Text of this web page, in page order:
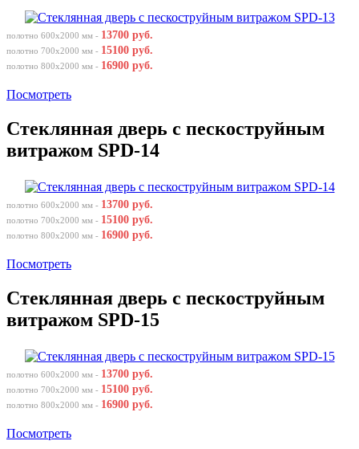
полотно 600х2000 мм - 13700 руб.
полотно 700х2000 мм - 15100 руб.
полотно 800х2000 мм - 16900 руб.
Посмотреть
Стеклянная дверь с пескоструйным
витражом SPD-14
полотно 600х2000 мм - 13700 руб.
полотно 700х2000 мм - 15100 руб.
полотно 800х2000 мм - 16900 руб.
Посмотреть
Стеклянная дверь с пескоструйным
витражом SPD-15
полотно 600х2000 мм - 13700 руб.
полотно 700х2000 мм - 15100 руб.
полотно 800х2000 мм - 16900 руб.
Посмотреть